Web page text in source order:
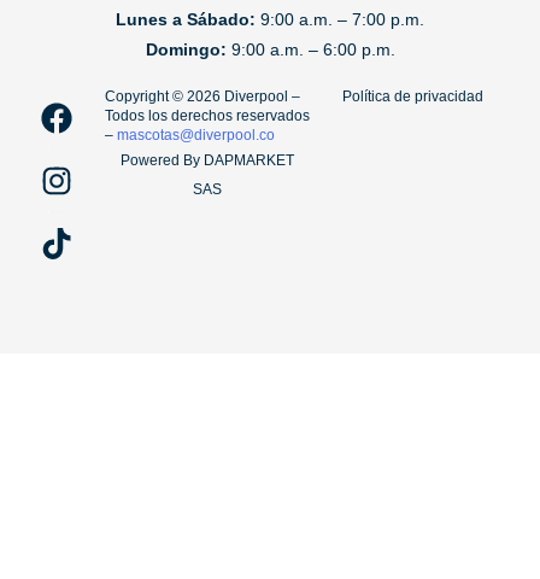
Lunes a Sábado: 9:00 a.m. – 7:00 p.m.
Domingo: 9:00 a.m. – 6:00 p.m.
F
a
c
e
b
o
I
n
s
t
a
g
T
i
k
t
o
k
Copyright ©️ 2026 Diverpool –
Todos los derechos reservados
–mascotas@diverpool.co
Powered By DAPMARKET
SAS
Política de privacidad